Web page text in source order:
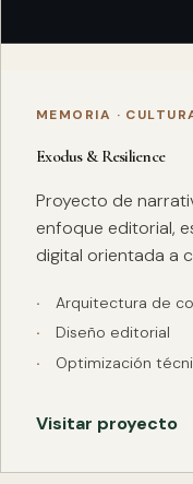
MEMORIA ·
Exodus & Resilience
Proyecto de
enfoque editorial,
digital orientada a
Arquitectura de
Diseño editorial
Optimización
Visitar proyecto